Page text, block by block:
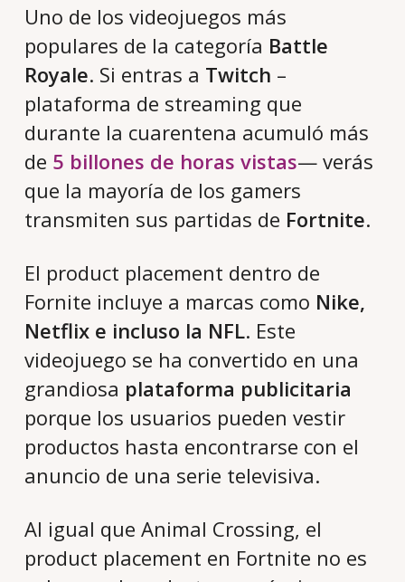
Uno de los videojuegos más
populares de la categoría Battle
Royale. Si entras a Twitch –
plataforma de streaming que
durante la cuarentena acumuló más
de 5 billones de horas vistas— verás
que la mayoría de los gamers
transmiten sus partidas de Fortnite.
El product placement dentro de
Fornite incluye a marcas como Nike,
Netflix e incluso la NFL. Este
videojuego se ha convertido en una
grandiosa plataforma publicitaria
porque los usuarios pueden vestir
productos hasta encontrarse con el
anuncio de una serie televisiva.
Al igual que Animal Crossing, el
product placement en Fortnite no es